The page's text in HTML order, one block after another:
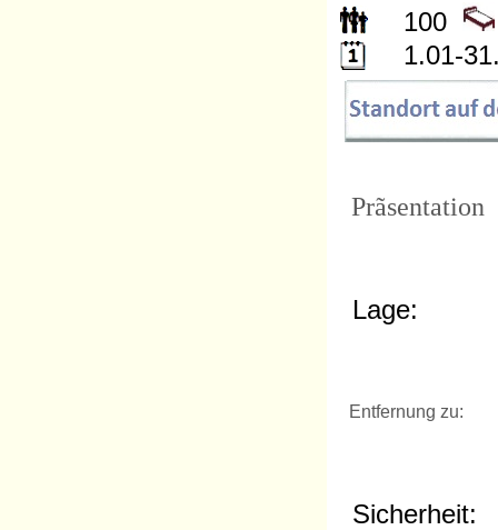
100
1.01-
Prãsentation
Lage:
Entfernung zu:
Sicherheit: